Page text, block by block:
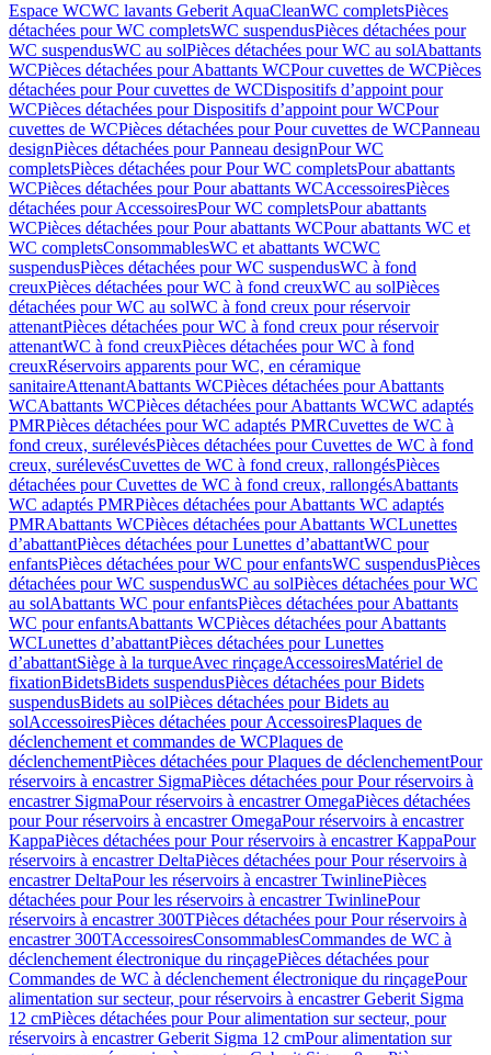
Espace WCWC lavants Geberit AquaCleanWC completsPièces
détachées pour WC completsWC suspendusPièces détachées pour
WC suspendusWC au solPièces détachées pour WC au solAbattants
WCPièces détachées pour Abattants WCPour cuvettes de WCPièces
détachées pour Pour cuvettes de WCDispositifs d’appoint pour
WCPièces détachées pour Dispositifs d’appoint pour WCPour
cuvettes de WCPièces détachées pour Pour cuvettes de WCPanneau
designPièces détachées pour Panneau designPour WC
completsPièces détachées pour Pour WC completsPour abattants
WCPièces détachées pour Pour abattants WCAccessoiresPièces
détachées pour AccessoiresPour WC completsPour abattants
WCPièces détachées pour Pour abattants WCPour abattants WC et
WC completsConsommablesWC et abattants WCWC
suspendusPièces détachées pour WC suspendusWC à fond
creuxPièces détachées pour WC à fond creuxWC au solPièces
détachées pour WC au solWC à fond creux pour réservoir
attenantPièces détachées pour WC à fond creux pour réservoir
attenantWC à fond creuxPièces détachées pour WC à fond
creuxRéservoirs apparents pour WC, en céramique
sanitaireAttenantAbattants WCPièces détachées pour Abattants
WCAbattants WCPièces détachées pour Abattants WCWC adaptés
PMRPièces détachées pour WC adaptés PMRCuvettes de WC à
fond creux, surélevésPièces détachées pour Cuvettes de WC à fond
creux, surélevésCuvettes de WC à fond creux, rallongésPièces
détachées pour Cuvettes de WC à fond creux, rallongésAbattants
WC adaptés PMRPièces détachées pour Abattants WC adaptés
PMRAbattants WCPièces détachées pour Abattants WCLunettes
d’abattantPièces détachées pour Lunettes d’abattantWC pour
enfantsPièces détachées pour WC pour enfantsWC suspendusPièces
détachées pour WC suspendusWC au solPièces détachées pour WC
au solAbattants WC pour enfantsPièces détachées pour Abattants
WC pour enfantsAbattants WCPièces détachées pour Abattants
WCLunettes d’abattantPièces détachées pour Lunettes
d’abattantSiège à la turqueAvec rinçageAccessoiresMatériel de
fixationBidetsBidets suspendusPièces détachées pour Bidets
suspendusBidets au solPièces détachées pour Bidets au
solAccessoiresPièces détachées pour AccessoiresPlaques de
déclenchement et commandes de WCPlaques de
déclenchementPièces détachées pour Plaques de déclenchementPour
réservoirs à encastrer SigmaPièces détachées pour Pour réservoirs à
encastrer SigmaPour réservoirs à encastrer OmegaPièces détachées
pour Pour réservoirs à encastrer OmegaPour réservoirs à encastrer
KappaPièces détachées pour Pour réservoirs à encastrer KappaPour
réservoirs à encastrer DeltaPièces détachées pour Pour réservoirs à
encastrer DeltaPour les réservoirs à encastrer TwinlinePièces
détachées pour Pour les réservoirs à encastrer TwinlinePour
réservoirs à encastrer 300TPièces détachées pour Pour réservoirs à
encastrer 300TAccessoiresConsommablesCommandes de WC à
déclenchement électronique du rinçagePièces détachées pour
Commandes de WC à déclenchement électronique du rinçagePour
alimentation sur secteur, pour réservoirs à encastrer Geberit Sigma
12 cmPièces détachées pour Pour alimentation sur secteur, pour
réservoirs à encastrer Geberit Sigma 12 cmPour alimentation sur